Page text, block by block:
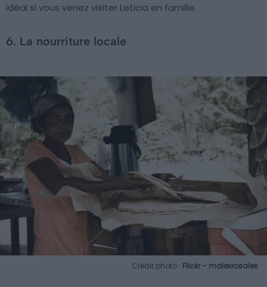
idéal si vous venez visiter Leticia en famille.
6. La nourriture locale
Crédit photo : Flickr – malexrosales